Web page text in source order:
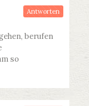
berufen
so
Antworten